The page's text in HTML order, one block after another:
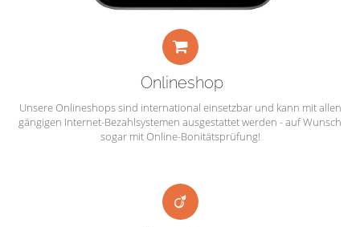
Onlineshop
Unsere Onlineshops sind international einsetzbar und kann mit allen
gängigen Internet-Bezahlsystemen ausgestattet werden - auf Wunsch
sogar mit Online-Bonitätsprüfung!